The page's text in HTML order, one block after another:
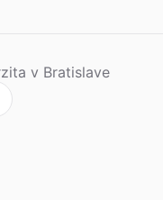
v Bratislave